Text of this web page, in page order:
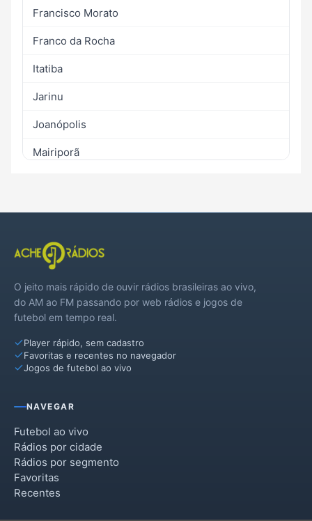
Francisco Morato
Franco da Rocha
Itatiba
Jarinu
Joanópolis
Mairiporã
Tuiuti
Vargem
O jeito mais rápido de ouvir rádios brasileiras ao vivo,
do AM ao FM passando por web rádios e jogos de
futebol em tempo real.
Player rápido, sem cadastro
Favoritas e recentes no navegador
Jogos de futebol ao vivo
NAVEGAR
Futebol ao vivo
Rádios por cidade
Rádios por segmento
Favoritas
Recentes